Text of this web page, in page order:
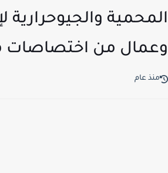
والجيوحرارية
من اختصاصات
عام